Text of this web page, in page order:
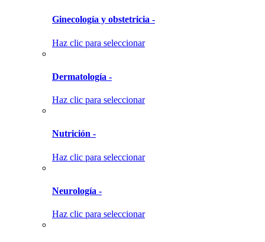
Ginecología y obstetricia -
Haz clic para seleccionar
Dermatología -
Haz clic para seleccionar
Nutrición -
Haz clic para seleccionar
Neurología -
Haz clic para seleccionar